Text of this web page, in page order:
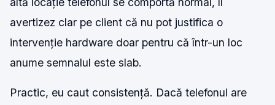
avertizez clar pe client că nu pot justifica o
intervenție hardware doar pentru că într-un loc
anume semnalul este slab.
Practic, eu caut consistență. Dacă telefonul are